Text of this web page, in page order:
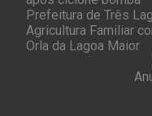
Prefeitura de Três
Agricultura Familiar
Orla da Lagoa Maior